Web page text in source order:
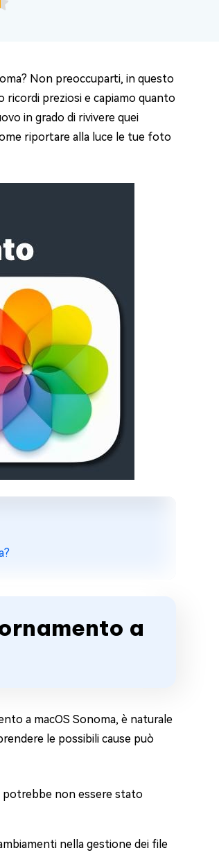
Non preoccuparti, in questo
ricordi preziosi e capiamo quanto
in grado di rivivere quei
riportare alla luce le tue foto
a
a macOS Sonoma, è naturale
le possibili cause può
potrebbe non essere stato
nella gestione dei file